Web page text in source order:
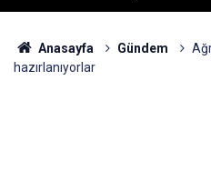
Anasayfa Gündem
hazırlanıyorlar